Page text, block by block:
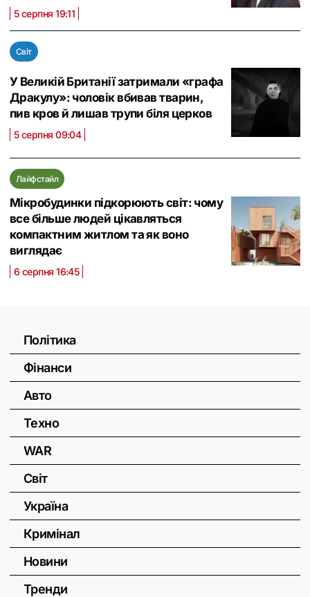
5 серпня 19:11
Світ
У Великій Британії затримали «графа
Дракулу»: чоловік вбивав тварин,
пив кров й лишав трупи біля церков
5 серпня 09:04
Лайфстайл
Мікробудинки підкорюють світ: чому
все більше людей цікавляться
компактним житлом та як воно
виглядає
6 серпня 16:45
Політика
Фінанси
Авто
Техно
WAR
Світ
Україна
Кримінал
Новини
Тренди